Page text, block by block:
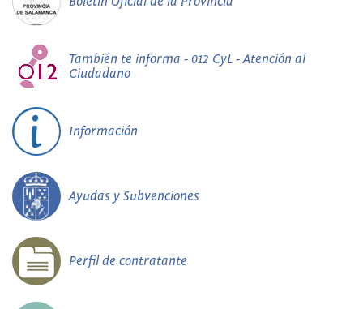
También te informa - 012 CyL - Atención al
Ciudadano
Información
Ayudas y Subvenciones
Perfil de contratante